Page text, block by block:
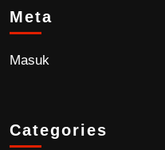
Meta
Masuk
Categories